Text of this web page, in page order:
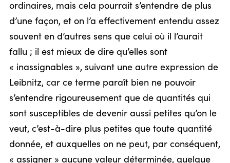
ordinaires, mais cela pourrait s’entendre de plus
d’une façon, et on l’a effectivement entendu assez
souvent en d’autres sens que celui où il l’aurait
fallu ; il est mieux de dire qu’elles sont
« inassignables », suivant une autre expression de
Leibnitz, car ce terme paraît bien ne pouvoir
s’entendre rigoureusement que de quantités qui
sont susceptibles de devenir aussi petites qu’on le
veut, c’est-à-dire plus petites que toute quantité
donnée, et auxquelles on ne peut, par conséquent,
« assigner » aucune valeur déterminée, quelque